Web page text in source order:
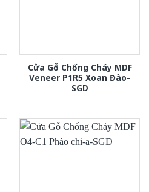
Cửa Gỗ Chống Cháy MDF
Veneer P1R5 Xoan Đào-
SGD